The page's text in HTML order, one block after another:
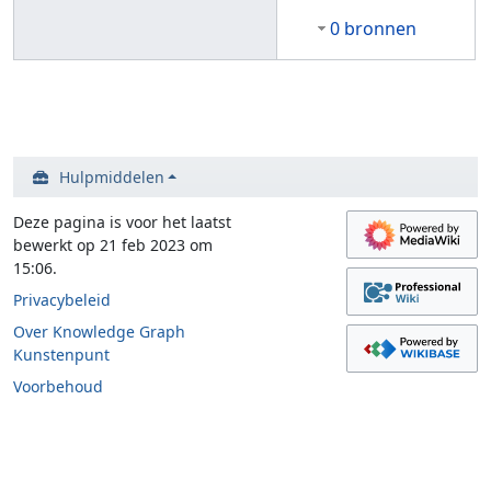
0 bronnen
Hulpmiddelen
Deze pagina is voor het laatst
bewerkt op 21 feb 2023 om
15:06.
Privacybeleid
Over Knowledge Graph
Kunstenpunt
Voorbehoud